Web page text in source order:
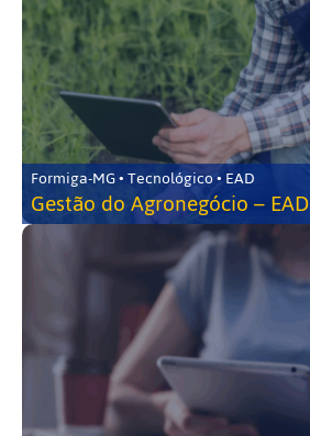
Formiga-MG • Tecnológico • EAD
Gestão do Agronegócio – EAD